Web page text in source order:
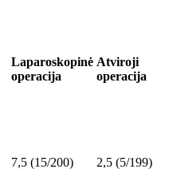
Laparoskopinė
operacija
Atviroji
operacija
7,5 (15/200) 2,5 (5/199)